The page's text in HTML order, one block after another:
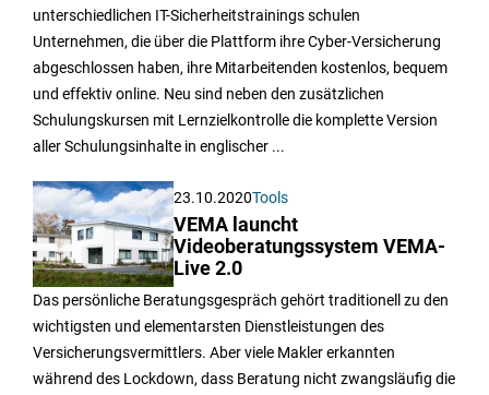
unterschiedlichen IT-Sicherheitstrainings schulen
Unternehmen, die über die Plattform ihre Cyber-Versicherung
abgeschlossen haben, ihre Mitarbeitenden kostenlos, bequem
und effektiv online. Neu sind neben den zusätzlichen
Schulungskursen mit Lernzielkontrolle die komplette Version
aller Schulungsinhalte in englischer ...
23.10.2020Tools
VEMA launcht
Videoberatungssystem VEMA-
Live 2.0
Das persönliche Beratungsgespräch gehört traditionell zu den
wichtigsten und elementarsten Dienstleistungen des
Versicherungsvermittlers. Aber viele Makler erkannten
während des Lockdown, dass Beratung nicht zwangsläufig die